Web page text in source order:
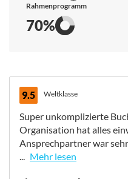
Rahmenprogramm
70%
9.5 Weltklasse
Super unkomplizierte
Organisation hat alles
Ansprechpartner war
Mehr lesen
Super unkomplizierte